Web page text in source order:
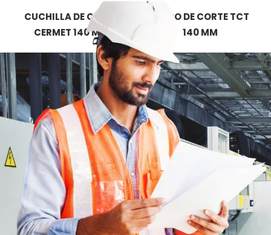
CUCHILLA DE CORTE
CERMET 140 MM
DISCO DE CORTE TCT
140 MM